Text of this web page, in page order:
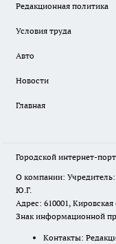
Редакционная политика
Условия труда
Авто
Новости
Главная
Городской интернет-
О компании: Учредитель:
Ю.Г.
Адрес: 610001,
Знак информационной
Контакты: